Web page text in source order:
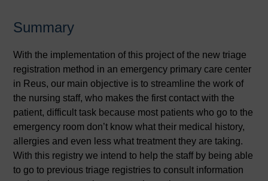
Summary
With the implementation of this project of the new triage
registration method in an emergency primary care center
in Reus, our main objective is to streamline the work of
the nursing staff, who makes the first contact with the
patient, difficult task because most patients who go to the
emergency room don’t know what their medical history,
allergies and even less what treatment they are taking.
With this registry we intend to help the staff by being able
to go to previous triage registries to consult information